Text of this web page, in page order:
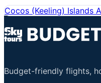
Cocos (Keeling) Islands
Budget-friendly flights,